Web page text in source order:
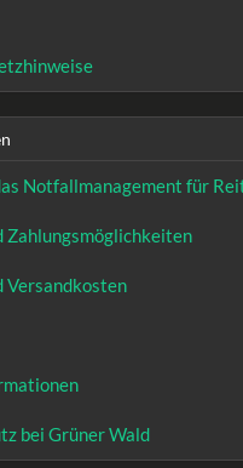
Notfallmanagement für
Zahlungsmöglichkeiten
Versandkosten
bei Grüner Wald